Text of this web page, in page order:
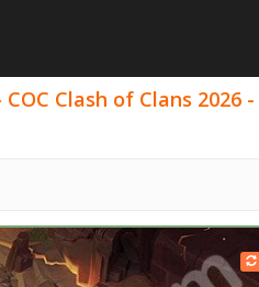
Clash of Clans 2026 -